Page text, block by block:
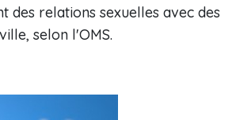
des relations sexuelles avec des
selon l'OMS.